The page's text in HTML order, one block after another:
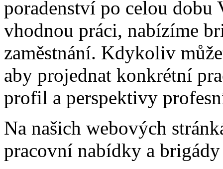
poradenství po celou dobu
vhodnou práci, nabízíme
zaměstnání. Kdykoliv
aby projednat konkrétní
profil a perspektivy
Na našich webových
pracovní nabídky a